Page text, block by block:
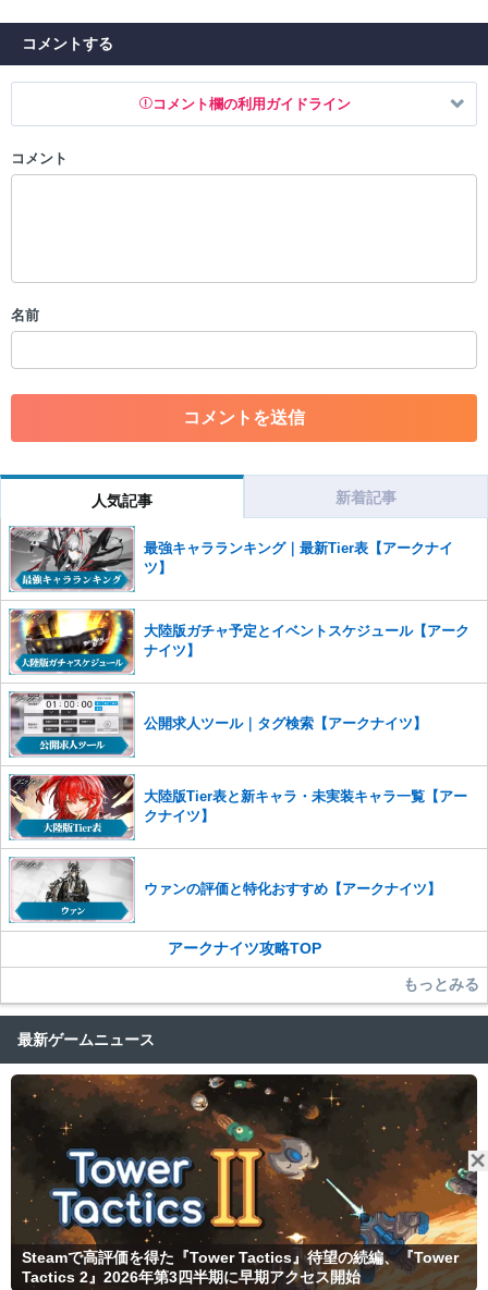
コメントする
コメント欄の利用ガイドライン
以下の書き込みを禁止とし、場合によってはコメント削除や書き込み制
・一度削除された投稿を再び投稿すること
・アカウントの売買など金銭が絡む内容の投稿
・各ゲームのネタバレを含む内容の投稿
・その他、管理者が不適切と判断した投稿
だけますでしょうか。
※投稿内容を確認後、順次対応さ
せていただきます。ご了承ください。
※一度削除したコメントは復元ができませんのでご注意くだ
さい。
また、過度な利用規約の違反や、弊社に損害の及ぶ内容の書き込みがあ
った場合は、法的措置をとらせていただく場合もございますので、あら
かじめご理解くださいませ。
コメント
名前
人気記事 新着記事
最強キャラランキング｜最新Tier表【アークナイ
ツ】
大陸版ガチャ予定とイベントスケジュール【アーク
ナイツ】
公開求人ツール｜タグ検索【アークナイツ】
大陸版Tier表と新キャラ・未実装キャラ一覧【アー
クナイツ】
ウァンの評価と特化おすすめ【アークナイツ】
アークナイツ攻略TOP
もっとみる
最新ゲームニュース
Steamで高評価を得た『Tower Tactics』待望の続編、『Tower
Tactics 2』2026年第3四半期に早期アクセス開始